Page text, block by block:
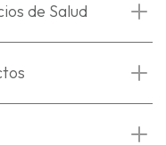
de Salud